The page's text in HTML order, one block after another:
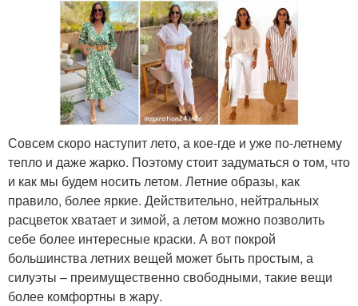
Совсем скоро наступит лето, а кое-где и уже по-летнему
тепло и даже жарко. Поэтому стоит задуматься о том, что
и как мы будем носить летом. Летние образы, как
правило, более яркие. Действительно, нейтральных
расцветок хватает и зимой, а летом можно позволить
себе более интересные краски. А вот покрой
большинства летних вещей может быть простым, а
силуэты – преимущественно свободными, такие вещи
более комфортны в жару.